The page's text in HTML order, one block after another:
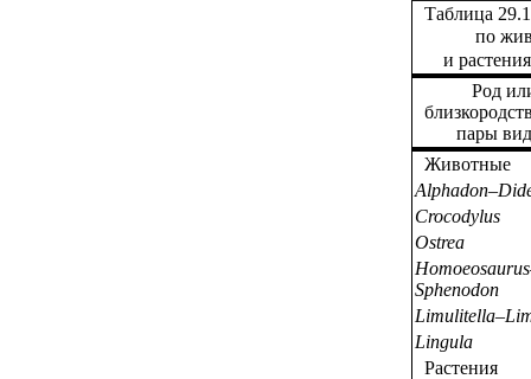
Таблица
по
и
Род
пары
Животные
Alphadon–
Crocodylus
Ostrea
Sphenodon
Lingula
Растения